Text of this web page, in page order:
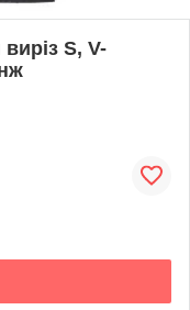
S, V-